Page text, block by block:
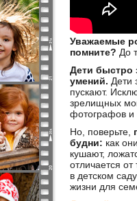
Уважаемые
помните? До
Дети быстро
умений. Дети
пускают.
зрелищных
фотографов и
Но, поверьте,
будни: как
кушают,
отличается
в детском
жизни для